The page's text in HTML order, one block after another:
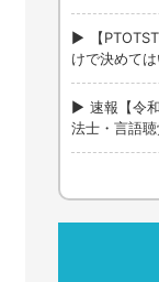
【
けで決めて
速報【令
法士・言語